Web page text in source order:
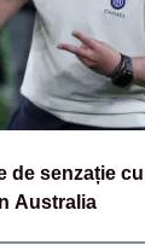
de senzație
Australia